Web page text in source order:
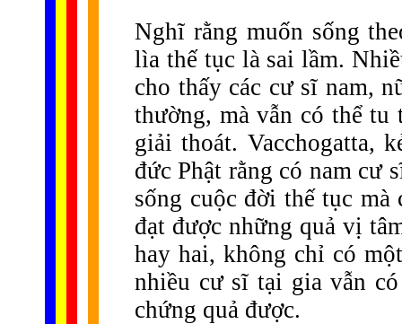
Nghĩ rằng muốn sống
lìa thế tục là sai lầm.
cho thấy các cư sĩ nam,
thường, mà vẫn có thể tu
giải thoát. Vacchogatta,
đức Phật rằng có nam cư
sống cuộc đời thế tục
đạt được những quả vị
hay hai, không chỉ có
nhiều cư sĩ tại gia vẫn
chứng quả được.